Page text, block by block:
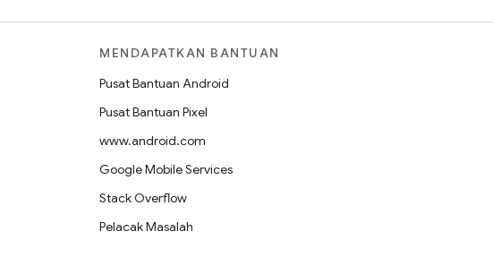
MENDAPATKAN BANTUAN
Pusat Bantuan Android
Pusat Bantuan Pixel
www.android.com
Google Mobile Services
Stack Overflow
Pelacak Masalah